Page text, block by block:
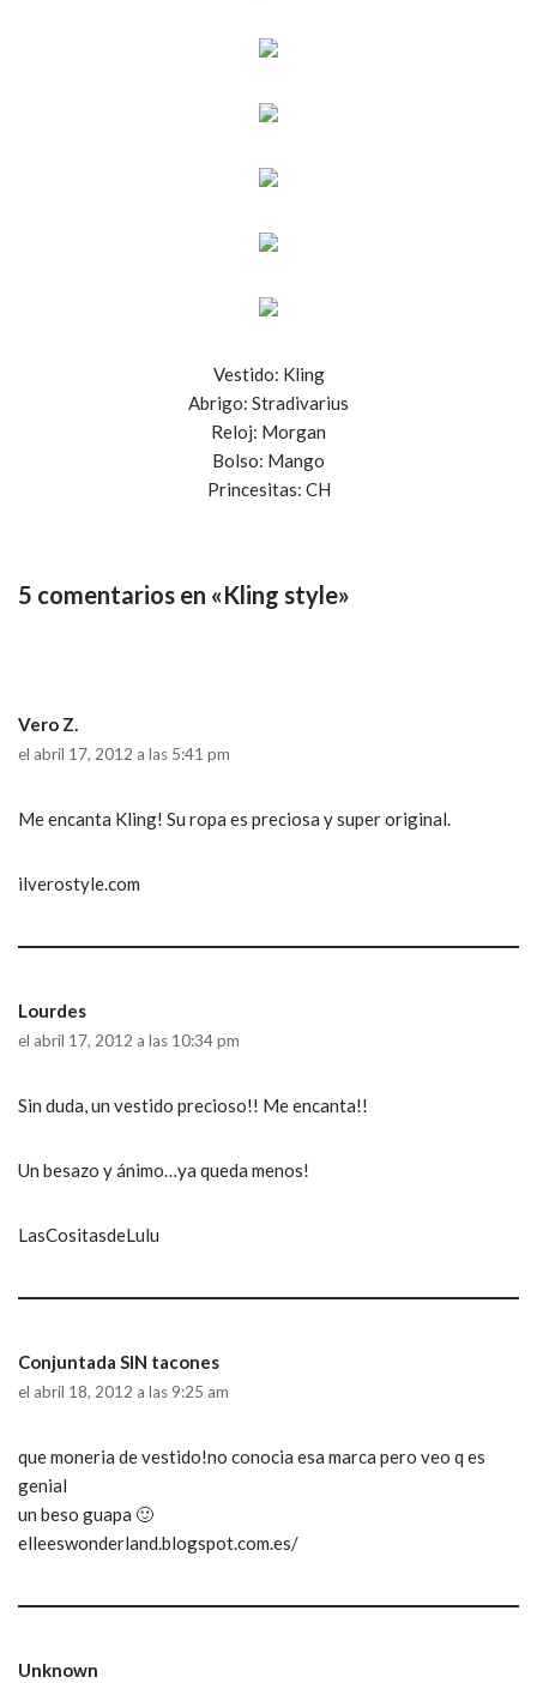
Vestido: Kling
Abrigo: Stradivarius
Reloj: Morgan
Bolso: Mango
Princesitas: CH
5 comentarios en «Kling style»
Vero Z.
el abril 17, 2012 a las 5:41 pm
Me encanta Kling! Su ropa es preciosa y super original.
ilverostyle.com
Lourdes
el abril 17, 2012 a las 10:34 pm
Sin duda, un vestido precioso!! Me encanta!!
Un besazo y ánimo…ya queda menos!
LasCositasdeLulu
Conjuntada SIN tacones
el abril 18, 2012 a las 9:25 am
que moneria de vestido!no conocia esa marca pero veo q es
genial
un beso guapa 🙂
elleeswonderland.blogspot.com.es/
Unknown